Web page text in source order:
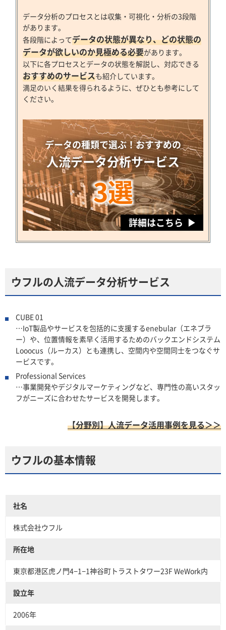
データ分析のプロセスとは収集・可視化・分析の3段階
があります。
各段階によってデータの状態が異なり、どの状態の
データが欲しいのか見極める必要があります。
以下に各プロセスとデータの状態を解説し、対応できる
おすすめのサービスも紹介しています。
満足のいく結果を得られるように、ぜひとも参考にして
ください。
データの種類で選ぶ！おすすめの
人流データ分析サービス
3選
詳細はこちら
ウフルの人流データ分析サービス
CUBE 01
…IoT製品やサービスを包括的に支援するenebular（エネブラ
ー）や、位置情報を素早く活用するためのバックエンドシステム
Looocus（ルーカス）とも連携し、空間内や空間同士をつなぐサ
ービスです。
Professional Services
…事業開発やデジタルマーケティングなど、専門性の高いスタッ
フがニーズに合わせたサービスを開発します。
【分野別】人流データ活用事例を見る＞＞
ウフルの基本情報
社名
株式会社ウフル
所在地
東京都港区虎ノ門4−1−1神谷町トラストタワー23F WeWork内
設立年
2006年